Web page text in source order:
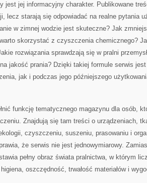
jest jej informacyjny charakter. Publikowane
lecz starają się odpowiadać na realne pytania
w zimnej wodzie jest skuteczne? Jak
skorzystać z czyszczenia chemicznego?
Jakie rozwiązania sprawdzają się w pralni
na jakość prania? Dzięki takiej formule serwis
jak i podczas jego późniejszego
funkcję tematycznego magazynu dla osób,
Znajdują się tam treści o urządzeniach,
czyszczeniu, suszeniu, prasowaniu i
że serwis nie jest jednowymiarowy.
pełny obraz świata pralnictwa, w którym
oszczędność, trwałość materiałów i